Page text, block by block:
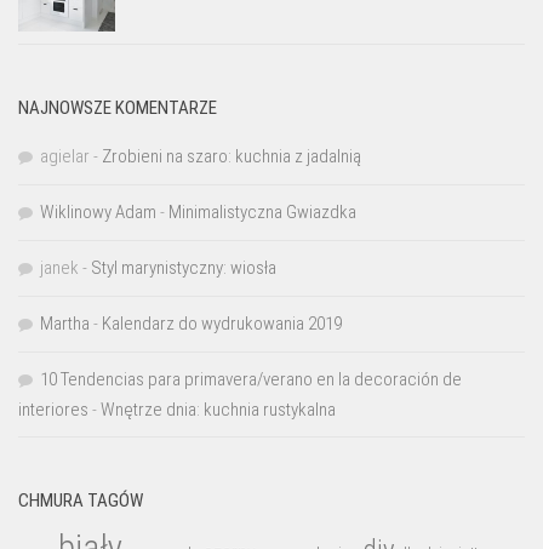
NAJNOWSZE KOMENTARZE
agielar - Zrobieni na szaro: kuchnia z jadalnią
Wiklinowy Adam - Minimalistyczna Gwiazdka
janek - Styl marynistyczny: wiosła
Martha - Kalendarz do wydrukowania 2019
10 Tendencias para primavera/verano en la decoración de
interiores -Wnętrze dnia: kuchnia rustykalna
CHMURA TAGÓW